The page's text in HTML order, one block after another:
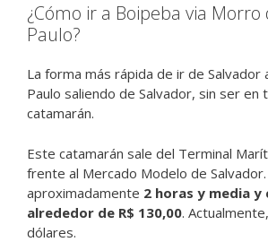
¿Cómo ir a Boipeba via Morro
Paulo?
La forma más rápida de ir de Salvador
Paulo saliendo de Salvador, sin ser
catamarán.
Este catamarán sale del Terminal
frente al Mercado Modelo de
aproximadamente 2 horas y media y
alrededor de R$ 130,00.
dólares.